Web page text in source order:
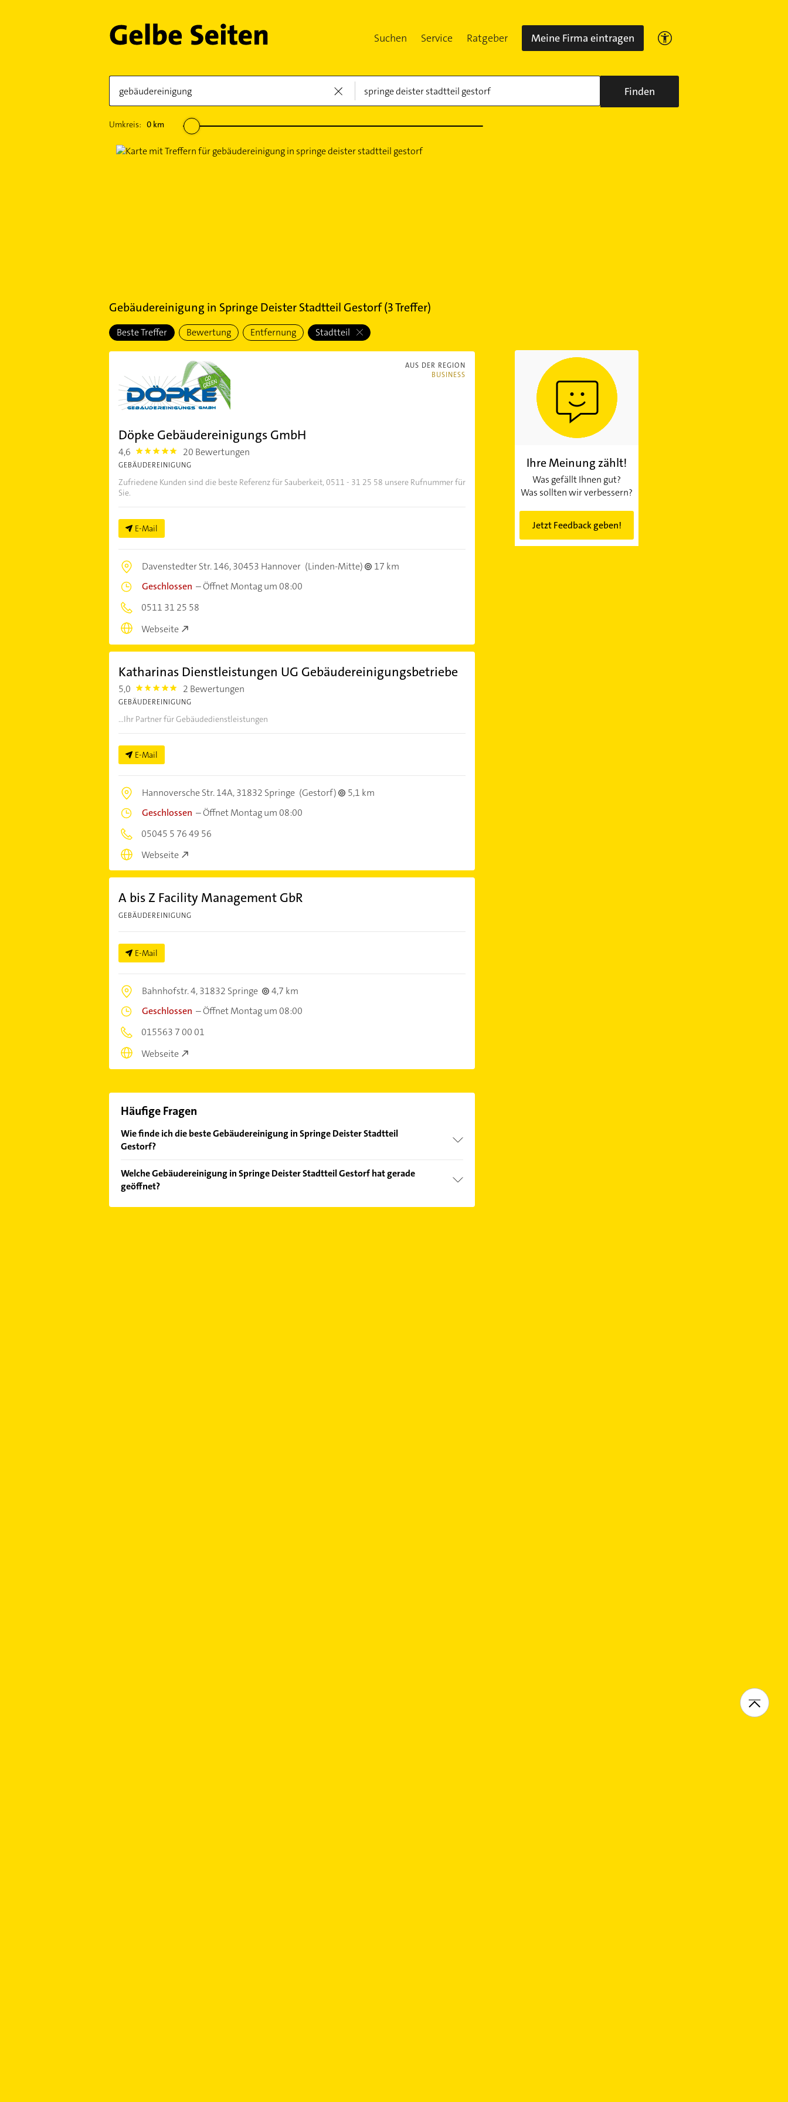
Suchen Service Ratgeber Meine Firma eintragen
Finden
Umkreis: 0km
Gebäudereinigung in Springe Deister Stadtteil Gestorf(3Treffer)
Beste Treffer Bewertung Entfernung Stadtteil
AUS DER REGION
BUSINESS
Döpke Gebäudereinigungs GmbH
4,6 4.6 20 Bewertungen
GEBÄUDEREINIGUNG
Zufriedene Kunden sind die beste Referenz für Sauberkeit, 0511 - 31 25 58 unsere Rufnummer für
Sie.
E-Mail
Davenstedter Str. 146,30453 Hannover (Linden-Mitte)
17 km
Geschlossen –Öffnet Montag um 08:00
0511 31 25 58
Webseite
Katharinas Dienstleistungen UG Gebäudereinigungsbetriebe
5,0 5.0 2 Bewertungen
GEBÄUDEREINIGUNG
...Ihr Partner für Gebäudedienstleistungen
E-Mail
Hannoversche Str. 14A,31832 Springe (Gestorf)
5,1 km
Geschlossen –Öffnet Montag um 08:00
05045 5 76 49 56
Webseite
A bis Z Facility Management GbR
GEBÄUDEREINIGUNG
E-Mail
Bahnhofstr. 4,31832 Springe
4,7 km
Geschlossen –Öffnet Montag um 08:00
015563 7 00 01
Webseite
Häufige Fragen
Wie finde ich die beste Gebäudereinigung in Springe Deister Stadtteil
Gestorf?
von den Empfehlungen. Die Suchergebnisse können Sie sich einfach nach
Bewertungen
Welche Gebäudereinigung in Springe Deister Stadtteil Gestorf hat gerade
geöffnet?
Im Anbieter-Bereich finden Sie alleÖffnungszeiten. Bitte beachten Sie, dass diese an
Ihre Meinung zählt!
Was gefällt Ihnen gut?
Was sollten wir verbessern?
Jetzt Feedback geben!